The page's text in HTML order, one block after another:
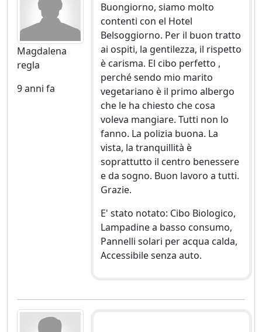
Magdalena
regla
9 anni fa
Buongiorno, siamo molto
contenti con el Hotel
Belsoggiorno. Per il buon tratto
ai ospiti, la gentilezza, il rispetto
è carisma. El cibo perfetto ,
perché sendo mio marito
vegetariano è il primo albergo
che le ha chiesto che cosa
voleva mangiare. Tutti non lo
fanno. La polizia buona. La
vista, la tranquillità è
soprattutto il centro benessere
e da sogno. Buon lavoro a tutti.
Grazie.
E' stato notato: Cibo Biologico,
Lampadine a basso consumo,
Pannelli solari per acqua calda,
Accessibile senza auto.